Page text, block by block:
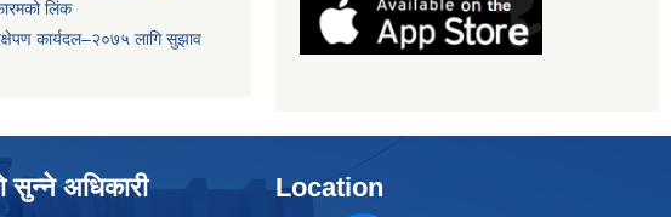
लिंक
कार्यदल–२०७५ लागि सुझाव
सुन्ने अधिकारी Location